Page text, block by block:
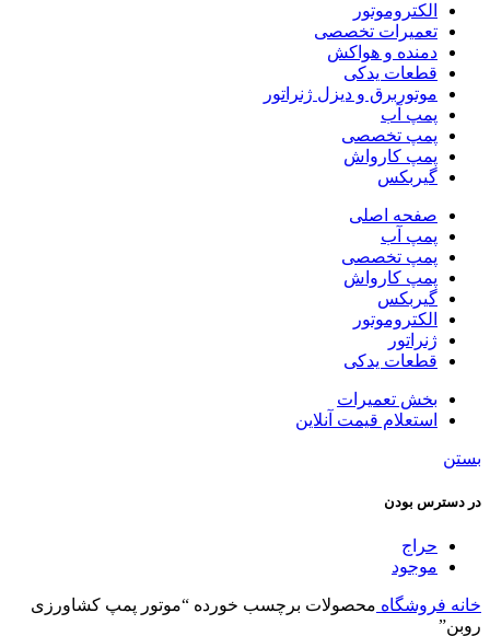
الکتروموتور
تعمیرات تخصصی
دمنده و هواکش
قطعات یدکی
موتوربرق و دیزل ژنراتور
پمپ آب
پمپ تخصصی
پمپ کارواش
گیربکس
صفحه اصلی
پمپ آب
پمپ تخصصی
پمپ کارواش
گیربکس
الکتروموتور
ژنراتور
قطعات یدکی
بخش تعمیرات
استعلام قیمت آنلاین
بستن
در دسترس بودن
حراج
موجود
خانه فروشگاه محصولات برچسب خورده “موتور پمپ کشاورزی
روبن”